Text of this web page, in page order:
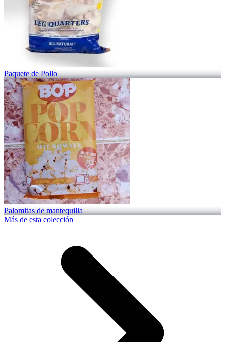
Paquete de Pollo
Palomitas de mantequilla
Más de esta colección